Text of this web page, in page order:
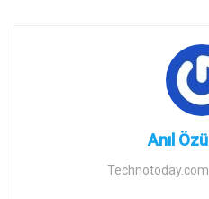
Anıl